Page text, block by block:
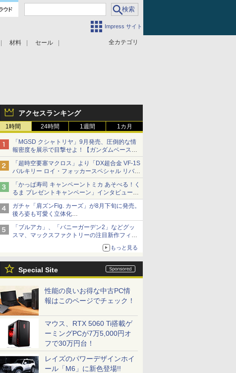
Impress サイト
全カテゴリ
材料 セール
アクセスランキング
1時間 24時間 1週間 1カ月
「MGSD クシャトリヤ」9月発売、圧倒的な情
報密度を展示で目撃せよ！【ガンダムベース撮
り下ろし】
「超時空要塞マクロス」より「DX超合金 VF-1S
バルキリー ロイ・フォッカースペシャル リバイ
バルVer.」本日発売！
「かっぱ寿司 キャンペーントミカ あそべる！く
るま プレゼントキャンペーン」インタビュー
子どもが楽しめるかっぱ寿司ならではの体験と
コラボの楽しさを追求
ガチャ「肩ズンFig. カーズ」が8月下旬に発売。
後ろ姿も可愛く立体化
ライトニング・マックィーンやメーターなど4
種がラインナップ
「ブルアカ」、「バニーガーデン2」などグッ
スマ、マックスファクトリーの注目新作フィギ
ュアが展示【ホビーメーカー合同展示会】
もっと見る
Special Site
性能の良いお得な中古PC情
報はこのページでチェック！
マウス、RTX 5060 Ti搭載ゲ
ーミングPCが7万5,000円オ
フで30万円台！
レイズのパワーデザインホイ
ール「M6」に新色登場!!